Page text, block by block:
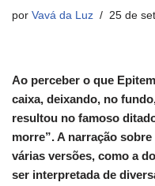
por Vavá da Luz 25 de
Ao perceber o que
caixa, deixando, no
resultou no famoso
morre”. A narração
várias versões, como a
ser interpretada de